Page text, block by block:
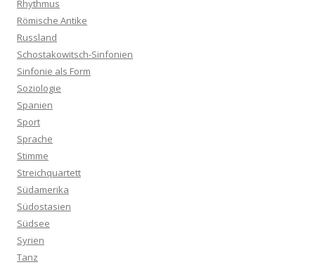
Rhythmus
Römische Antike
Russland
Schostakowitsch-Sinfonien
Sinfonie als Form
Soziologie
Spanien
Sport
Sprache
Stimme
Streichquartett
Südamerika
Südostasien
Südsee
Syrien
Tanz